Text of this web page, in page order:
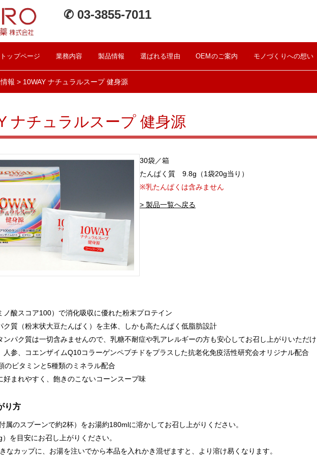
✆ 03-3855-7011
トップページ 業務内容 製品情報 選ばれる理由 ●OEMのご案内 モノづくりへの想い
報 > 10WAY ナチュラルスープ 健身源
ナチュラルスープ 健身源
30袋／箱
たんぱく質 9.8g（1袋20g当り）
※乳たんぱくは含みません
> 製品一覧へ戻る
ノ酸スコア100）で消化吸収に優れた粉末プロテイン
ク質（粉末状大豆たんぱく）を主体、しかも高たんぱく低脂肪設計
ンパク質は一切含みませんので、乳糖不耐症や乳アレルギーの方も安心してお召し上がりいただ
人参、コエンザイムQ10コラーゲンペプチドをプラスした抗老化免疫活性研究会オリジナル配合
のビタミンと5種類のミネラル配合
好まれやすく、飽きのこないコーンスープ味
り方
属のスプーンで約2杯）をお湯約180mlに溶かしてお召し上がりください。
を目安にお召し上がりください。
なカップに、お湯を注いでから本品を入れかき混ぜますと、より溶け易くなります。